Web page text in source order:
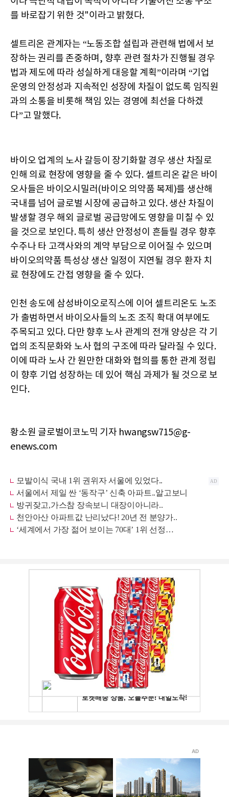
를 바로잡기 위한 것"이라고 밝혔다.
셀트리온 관계자는 “노동조합 설립과 관련해 법에서 보
장하는 권리를 존중하며, 향후 관련 절차가 진행될 경우
법과 제도에 따라 성실하게 대응할 계획”이라며 “기업
운영의 안정성과 지속적인 성장에 차질이 없도록 임직원
과의 소통을 비롯해 책임 있는 경영에 최선을 다하겠
다”고 말했다.
바이오 업계의 노사 갈등이 장기화할 경우 생산 차질로
인해 의료 현장에 영향을 줄 수 있다. 셀트리온 같은 바이
오사들은 바이오시밀러(바이오 의약품 복제)를 생산해
국내를 넘어 글로벌 시장에 공급하고 있다. 생산 차질이
발생할 경우 해외 글로벌 공급망에도 영향을 미칠 수 있
을 것으로 보인다. 특히 생산 안정성이 흔들릴 경우 향후
수주나 타 고객사와의 계약 부담으로 이어질 수 있으며
바이오의약품 특성상 생산 일정이 지연될 경우 환자 치
료 현장에도 간접 영향을 줄 수 있다.
인천 송도에 삼성바이오로직스에 이어 셀트리온도 노조
가 출범하면서 바이오사들의 노조 조직 확대 여부에도
주목되고 있다. 다만 향후 노사 관계의 전개 양상은 각 기
업의 조직문화와 노사 협의 구조에 따라 달라질 수 있다.
이에 따라 노사 간 원만한 대화와 협의를 통한 관계 정립
이 향후 기업 성장하는 데 있어 핵심 과제가 될 것으로 보
인다.
황소원 글로벌이코노믹 기자 hwangsw715@g-
enews.com